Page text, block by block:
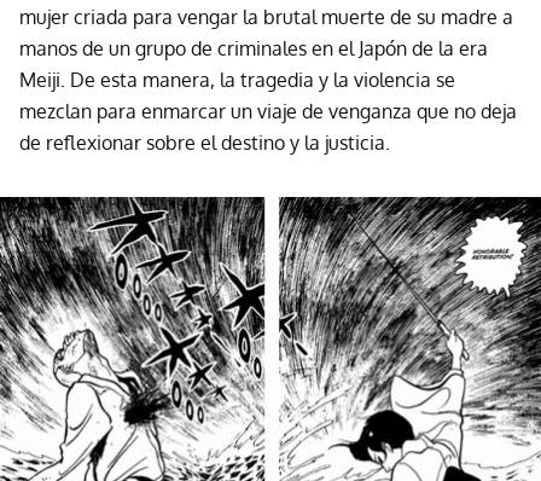
mujer criada para vengar la brutal muerte de su madre a
manos de un grupo de criminales en el Japón de la era
Meiji. De esta manera, la tragedia y la violencia se
mezclan para enmarcar un viaje de venganza que no deja
de reflexionar sobre el destino y la justicia.